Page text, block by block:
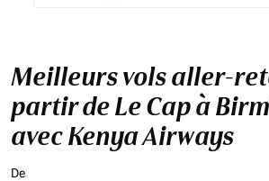
Meilleurs vols aller-
partir de Le Cap à
avec Kenya Airways
De